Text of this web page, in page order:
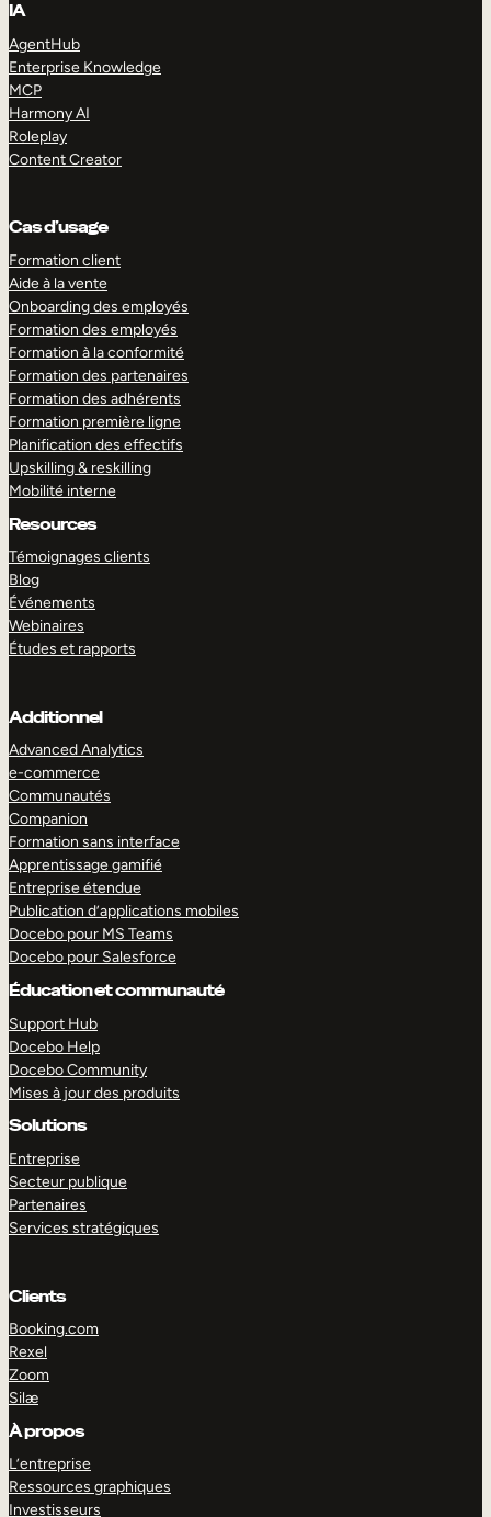
IA
AgentHub
Enterprise Knowledge
MCP
Harmony AI
Roleplay
Content Creator
Cas d’usage
Formation client
Aide à la vente
Onboarding des employés
Formation des employés
Formation à la conformité
Formation des partenaires
Formation des adhérents
Formation première ligne
Planification des effectifs
Upskilling & reskilling
Mobilité interne
Resources
Témoignages clients
Blog
Événements
Webinaires
Études et rapports
Additionnel
Advanced Analytics
e-commerce
Communautés
Companion
Formation sans interface
Apprentissage gamifié
Entreprise étendue
Publication d’applications mobiles
Docebo pour MS Teams
Docebo pour Salesforce
Éducation et communauté
Support Hub
Docebo Help
Docebo Community
Mises à jour des produits
Solutions
Entreprise
Secteur publique
Partenaires
Services stratégiques
Clients
Booking.com
Rexel
Zoom
Silæ
À propos
L’entreprise
Ressources graphiques
Investisseurs